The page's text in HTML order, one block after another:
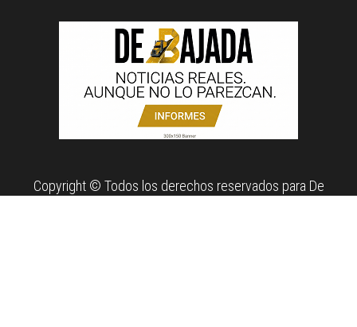
Copyright © Todos los derechos reservados para De